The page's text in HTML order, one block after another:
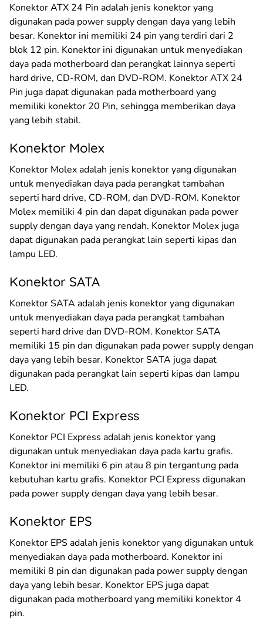
Konektor ATX 24 Pin adalah jenis konektor yang
digunakan pada power supply dengan daya yang lebih
besar. Konektor ini memiliki 24 pin yang terdiri dari 2
blok 12 pin. Konektor ini digunakan untuk menyediakan
daya pada motherboard dan perangkat lainnya seperti
hard drive, CD-ROM, dan DVD-ROM. Konektor ATX 24
Pin juga dapat digunakan pada motherboard yang
memiliki konektor 20 Pin, sehingga memberikan daya
yang lebih stabil.
Konektor Molex
Konektor Molex adalah jenis konektor yang digunakan
untuk menyediakan daya pada perangkat tambahan
seperti hard drive, CD-ROM, dan DVD-ROM. Konektor
Molex memiliki 4 pin dan dapat digunakan pada power
supply dengan daya yang rendah. Konektor Molex juga
dapat digunakan pada perangkat lain seperti kipas dan
lampu LED.
Konektor SATA
Konektor SATA adalah jenis konektor yang digunakan
untuk menyediakan daya pada perangkat tambahan
seperti hard drive dan DVD-ROM. Konektor SATA
memiliki 15 pin dan digunakan pada power supply dengan
daya yang lebih besar. Konektor SATA juga dapat
digunakan pada perangkat lain seperti kipas dan lampu
LED.
Konektor PCI Express
Konektor PCI Express adalah jenis konektor yang
digunakan untuk menyediakan daya pada kartu grafis.
Konektor ini memiliki 6 pin atau 8 pin tergantung pada
kebutuhan kartu grafis. Konektor PCI Express digunakan
pada power supply dengan daya yang lebih besar.
Konektor EPS
Konektor EPS adalah jenis konektor yang digunakan untuk
menyediakan daya pada motherboard. Konektor ini
memiliki 8 pin dan digunakan pada power supply dengan
daya yang lebih besar. Konektor EPS juga dapat
digunakan pada motherboard yang memiliki konektor 4
pin.